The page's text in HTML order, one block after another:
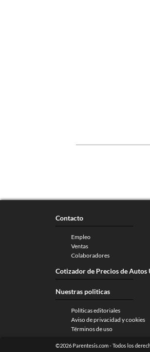
Contacto
Empleo
Ventas
Colaboradores
Cotizador de Precios de Autos
Nuestras politicas
Políticas editoriales
Aviso de privacidad y cookies
Términos de uso
©2026 Parentesis.com - Todos los